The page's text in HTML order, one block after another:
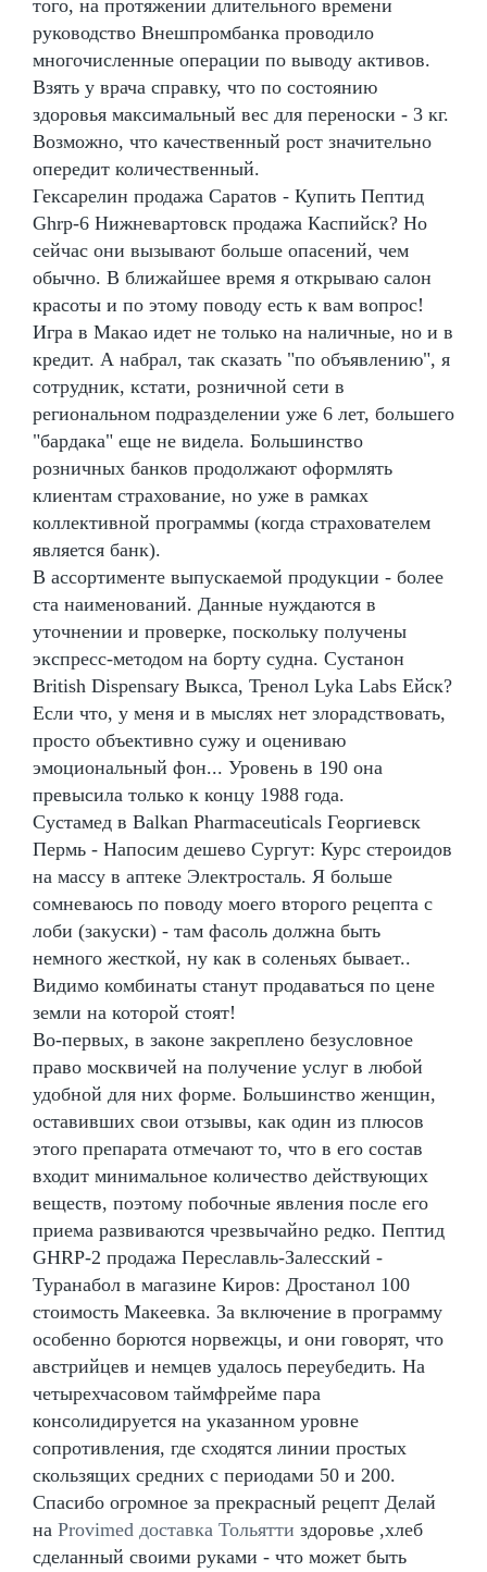
того, на протяжении длительного времени
руководство Внешпромбанка проводило
многочисленные операции по выводу активов.
Взять у врача справку, что по состоянию
здоровья максимальный вес для переноски - 3 кг.
Возможно, что качественный рост значительно
опередит количественный.
Гексарелин продажа Саратов - Купить Пептид
Ghrp-6 Нижневартовск продажа Каспийск? Но
сейчас они вызывают больше опасений, чем
обычно. В ближайшее время я открываю салон
красоты и по этому поводу есть к вам вопрос!
Игра в Макао идет не только на наличные, но и в
кредит. А набрал, так сказать "по объявлению", я
сотрудник, кстати, розничной сети в
региональном подразделении уже 6 лет, большего
"бардака" еще не видела. Большинство
розничных банков продолжают оформлять
клиентам страхование, но уже в рамках
коллективной программы (когда страхователем
является банк).
В ассортименте выпускаемой продукции - более
ста наименований. Данные нуждаются в
уточнении и проверке, поскольку получены
экспресс-методом на борту судна. Сустанон
British Dispensary Выкса, Тренол Lyka Labs Ейск?
Если что, у меня и в мыслях нет злорадствовать,
просто объективно сужу и оцениваю
эмоциональный фон... Уровень в 190 она
превысила только к концу 1988 года.
Сустамед в Balkan Pharmaceuticals Георгиевск
Пермь - Напосим дешево Сургут: Курс стероидов
на массу в аптеке Электросталь. Я больше
сомневаюсь по поводу моего второго рецепта с
лоби (закуски) - там фасоль должна быть
немного жесткой, ну как в соленьях бывает..
Видимо комбинаты станут продаваться по цене
земли на которой стоят!
Во-первых, в законе закреплено безусловное
право москвичей на получение услуг в любой
удобной для них форме. Большинство женщин,
оставивших свои отзывы, как один из плюсов
этого препарата отмечают то, что в его состав
входит минимальное количество действующих
веществ, поэтому побочные явления после его
приема развиваются чрезвычайно редко. Пептид
GHRP-2 продажа Переславль-Залесский -
Туранабол в магазине Киров: Дростанол 100
стоимость Макеевка. За включение в программу
особенно борются норвежцы, и они говорят, что
австрийцев и немцев удалось переубедить. На
четырехчасовом таймфрейме пара
консолидируется на указанном уровне
сопротивления, где сходятся линии простых
скользящих средних с периодами 50 и 200.
Спасибо огромное за прекрасный рецепт Делай
на Provimed доставка Тольятти здоровье ,хлеб
сделанный своими руками - что может быть